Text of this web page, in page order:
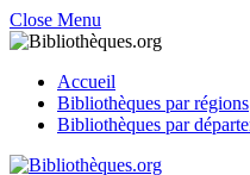
Close Menu
Accueil
Bibliothèques par régions
Bibliothèques par